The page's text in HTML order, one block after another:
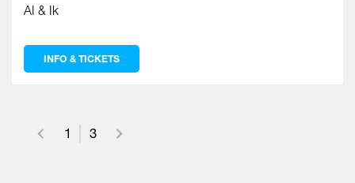
AI & Ik
INFO & TICKETS
1 3